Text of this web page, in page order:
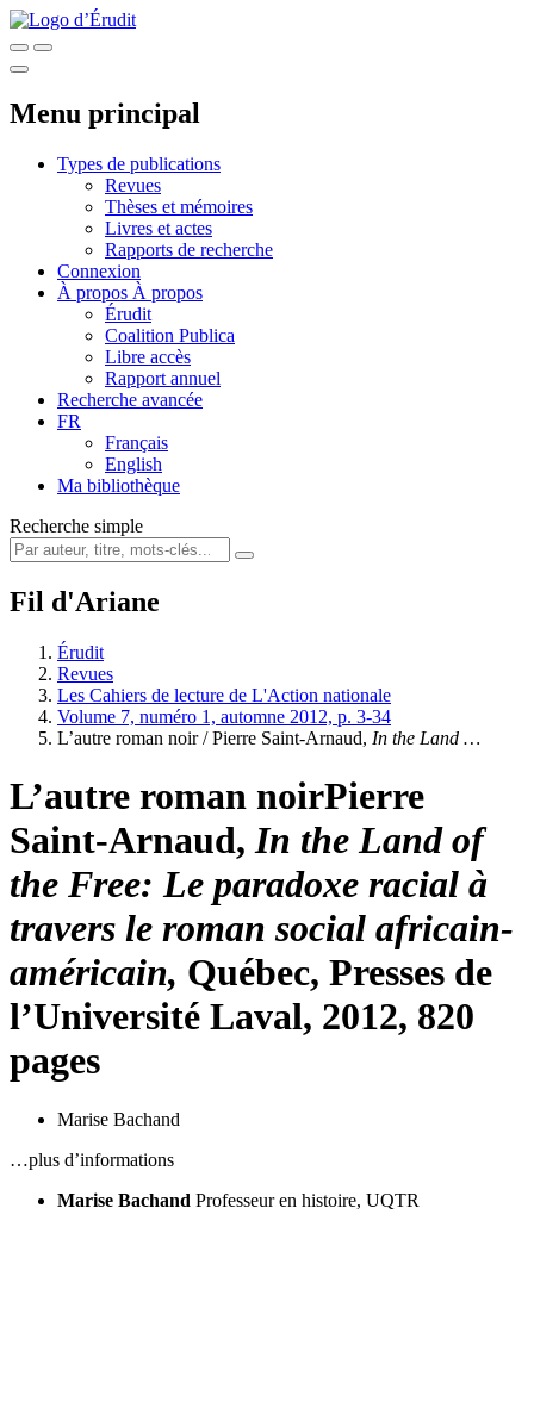
Menu principal
Types de publications
Revues
Thèses et mémoires
Livres et actes
Rapports de recherche
Connexion
À propos À propos
Érudit
Coalition Publica
Libre accès
Rapport annuel
Recherche avancée
FR
Français
English
Ma bibliothèque
Recherche simple
Fil d'Ariane
Érudit
Revues
Les Cahiers de lecture de L'Action nationale
Volume 7, numéro 1, automne 2012, p. 3-34
L’autre roman noir /Pierre Saint-Arnaud, In the Land …
L’autre roman noirPierre
Saint-Arnaud, In the Land of
the Free: Le paradoxe racial à
travers le roman social africain-
américain, Québec, Presses de
l’Université Laval, 2012, 820
pages
Marise Bachand
…plus d’informations
Marise Bachand Professeur en histoire, UQTR